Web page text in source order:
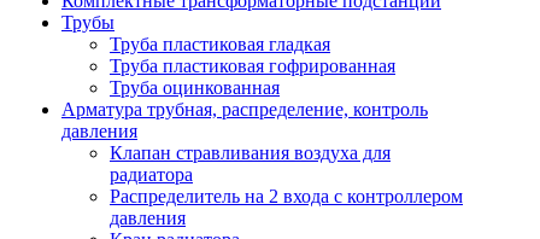
Трубы
Труба пластиковая гладкая
Труба пластиковая гофрированная
Труба оцинкованная
Арматура трубная, распределение, контроль
давления
Клапан стравливания воздуха для
радиатора
Распределитель на 2 входа с контроллером
давления